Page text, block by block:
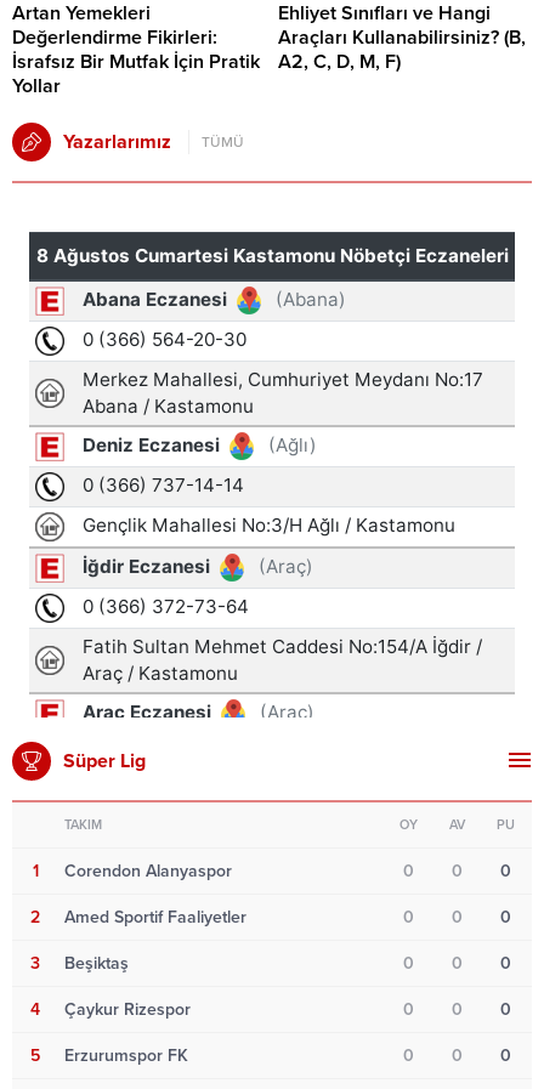
Artan Yemekleri
Değerlendirme Fikirleri:
İsrafsız Bir Mutfak İçin Pratik
Yollar
Ehliyet Sınıfları ve Hangi
Araçları Kullanabilirsiniz? (B,
A2, C, D, M, F)
Yazarlarımız TÜMÜ
Süper Lig
TAKIM OY AV PU
1 Corendon Alanyaspor 0 0 0
2 Amed Sportif Faaliyetler 0 0 0
3 Beşiktaş 0 0 0
4 Çaykur Rizespor 0 0 0
5 Erzurumspor FK 0 0 0